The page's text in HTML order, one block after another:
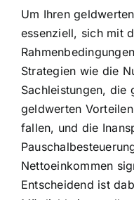
Um Ihren
essenziell, sich mit
Strategien wie die
Sachleistungen, die
geldwerten
fallen, und die
Nettoeinkommen
Entscheidend ist